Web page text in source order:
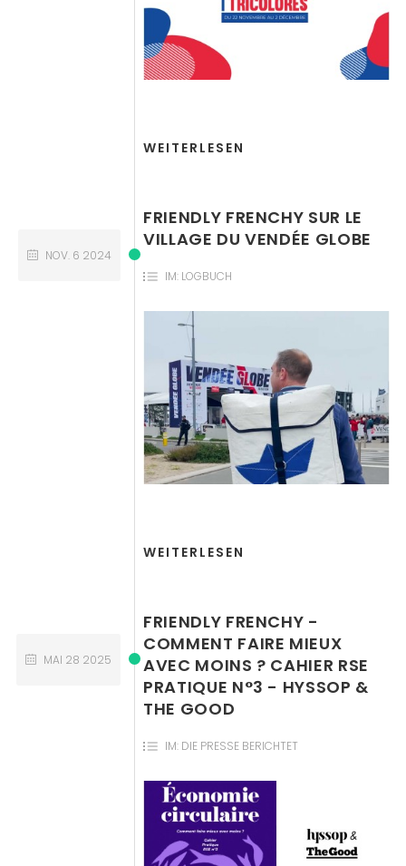
WEITERLESEN
FRIENDLY FRENCHY SUR LE
VILLAGE DU VENDÉE GLOBE
IM: LOGBUCH
NOV. 6 2024
WEITERLESEN
FRIENDLY FRENCHY -
COMMENT FAIRE MIEUX
AVEC MOINS ? CAHIER RSE
PRATIQUE N°3 - HYSSOP &
THE GOOD
IM: DIE PRESSE BERICHTET
MAI 28 2025